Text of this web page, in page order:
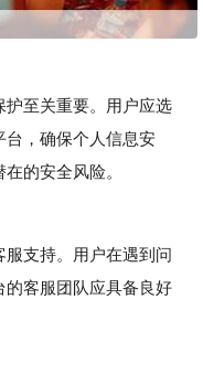
至关重要。用户应选
台，确保个人信息安
的安全风险。
支持。用户在遇到问
的客服团队应具备良好